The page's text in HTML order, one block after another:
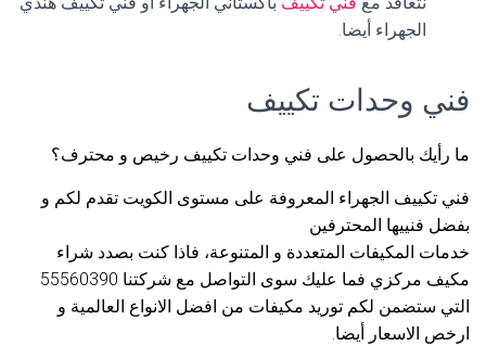
الجهراء أيضا.
فني وحدات تكييف
ما رأيك بالحصول على فني وحدات تكييف رخيص و محترف؟
فني تكييف الجهراء المعروفة على مستوى الكويت تقدم لكم و
بفضل فنييها المحترفين
خدمات المكيفات المتعددة و المتنوعة، فاذا كنت بصدد شراء
مكيف مركزي فما عليك سوى التواصل مع شركتنا 55560390
التي ستضمن لكم توريد مكيفات من افضل الانواع العالمية و
ارخص الاسعار أيضا.